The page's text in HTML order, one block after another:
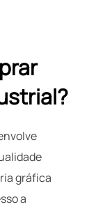
gráfica
a